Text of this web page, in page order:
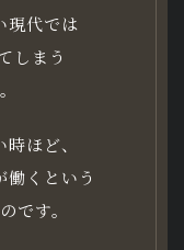
現代では
しまう
ほど、
くという
です。